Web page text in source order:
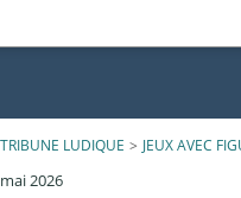
LUDIQUE > JEUX AVEC
2026